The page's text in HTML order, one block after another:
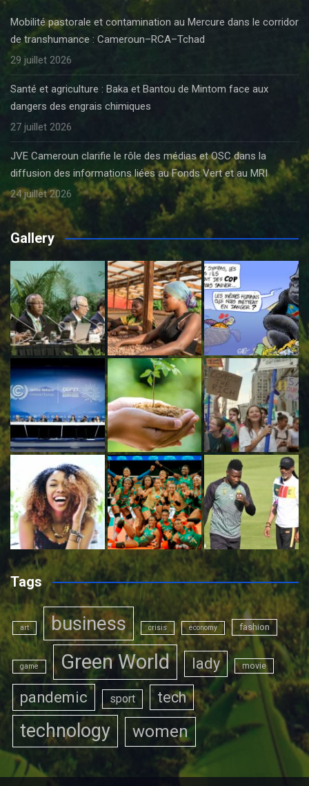
Mobilité pastorale et contamination au Mercure dans le corridor
de transhumance : Cameroun–RCA–Tchad
29 juillet 2026
Santé et agriculture : Baka et Bantou de Mintom face aux
dangers des engrais chimiques
27 juillet 2026
JVE Cameroun clarifie le rôle des médias et OSC dans la
diffusion des informations liées au Fonds Vert et au MRI
24 juillet 2026
Gallery
Tags
art business crisis economy fashion
game Green World lady movie
pandemic sport tech
technology women